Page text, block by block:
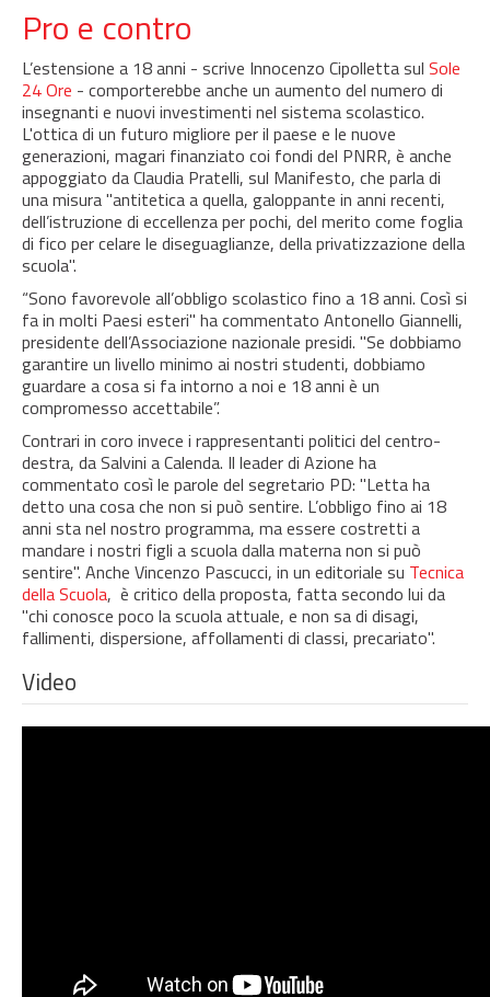
Pro e contro
L’estensione a 18 anni - scrive Innocenzo Cipolletta sul Sole
24 Ore - comporterebbe anche un aumento del numero di
insegnanti e nuovi investimenti nel sistema scolastico.
L'ottica di un futuro migliore per il paese e le nuove
generazioni, magari finanziato coi fondi del PNRR, è anche
appoggiato da Claudia Pratelli, sul Manifesto, che parla di
una misura "antitetica a quella, galoppante in anni recenti,
dell’istruzione di eccellenza per pochi, del merito come foglia
di fico per celare le diseguaglianze, della privatizzazione della
scuola".
“Sono favorevole all’obbligo scolastico fino a 18 anni. Così si
fa in molti Paesi esteri" ha commentato Antonello Giannelli,
presidente dell’Associazione nazionale presidi. "Se dobbiamo
garantire un livello minimo ai nostri studenti, dobbiamo
guardare a cosa si fa intorno a noi e 18 anni è un
compromesso accettabile”.
Contrari in coro invece i rappresentanti politici del centro-
destra, da Salvini a Calenda. Il leader di Azione ha
commentato così le parole del segretario PD: "Letta ha
detto una cosa che non si può sentire. L’obbligo fino ai 18
anni sta nel nostro programma, ma essere costretti a
mandare i nostri figli a scuola dalla materna non si può
sentire". Anche Vincenzo Pascucci, in un editoriale su Tecnica
della Scuola, è critico della proposta, fatta secondo lui da
"chi conosce poco la scuola attuale, e non sa di disagi,
fallimenti, dispersione, affollamenti di classi, precariato".
Video